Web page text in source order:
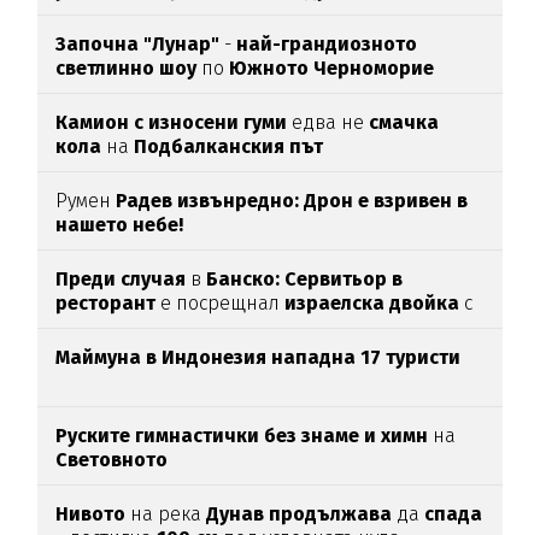
Започна "Лунар" - най-грандиозното
светлинно шоупо Южното Черноморие
Камион с износени гуми едва нe смачка
кола на Подбалканския път
Румен Радев извънредно: Дрон е взривен в
нашето небе!
Преди случая в Банско: Сервитьор в
ресторант е посрещнал израелска двойка с
Маймуна в Индонезия нападна 17 туристи
Руските гимнастички без знаме и химн на
Световното
Нивото на рекаДунав продължава да спада